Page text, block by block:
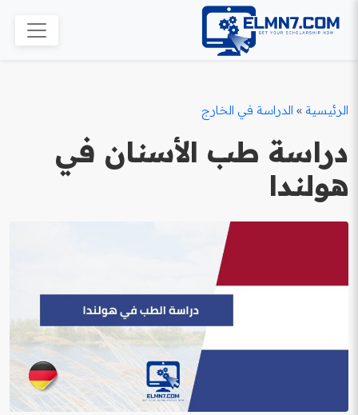
الرئيسية » الدراسة في الخارج
دراسة طب الأسنان في
هولندا